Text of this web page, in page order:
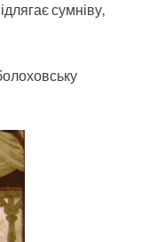
сумніву,